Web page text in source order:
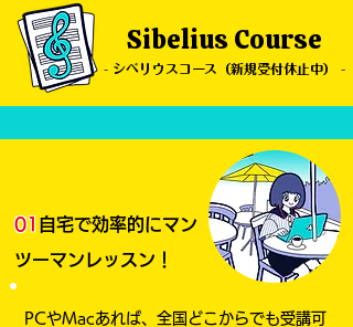
Sibelius Course
- シベリウスコース（新規受付休止中） -
​01 自宅で効率的にマン
ツーマンレッスン！
PCやMacあれば、全国どこからでも受講可